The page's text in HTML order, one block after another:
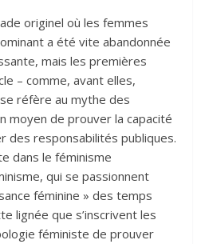
originel où les femmes
a été vite abandonnée
mais les premières
– comme, avant elles,
réfère au mythe des
moyen de prouver la capacité
des responsabilités publiques.
dans le féminisme
qui se passionnent
féminine » des temps
lignée que s’inscrivent les
féministe de prouver